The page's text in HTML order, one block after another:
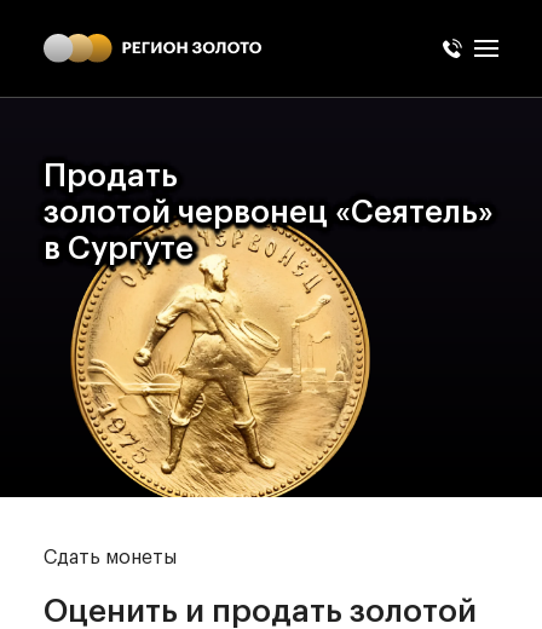
Продать
золотой червонец «Сеятель»
в Сургуте
Сдать монеты
Оценить и продать золотой